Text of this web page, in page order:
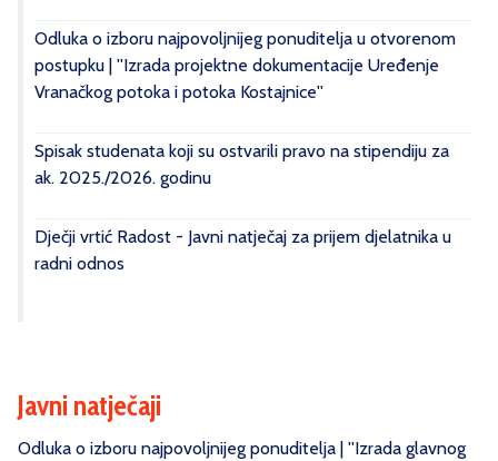
Odluka o izboru najpovoljnijeg ponuditelja u otvorenom
postupku | ''Izrada projektne dokumentacije Uređenje
Vranačkog potoka i potoka Kostajnice''
Spisak studenata koji su ostvarili pravo na stipendiju za
ak. 2025./2026. godinu
Dječji vrtić Radost - Javni natječaj za prijem djelatnika u
radni odnos
Javni natječaji
Odluka o izboru najpovoljnijeg ponuditelja | ''Izrada glavnog